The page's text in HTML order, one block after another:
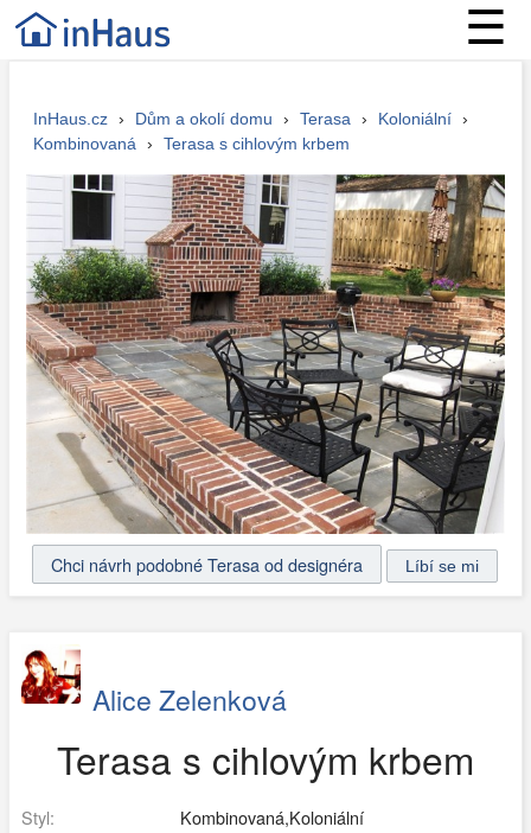
☰
InHaus.cz › Dům a okolí domu › Terasa › Koloniální ›
Kombinovaná
› Terasa s cihlovým krbem
Chci návrh podobné Terasa od designéra
Alice Zelenková
Terasa s cihlovým krbem
Styl:
Kombinovaná,Koloniální